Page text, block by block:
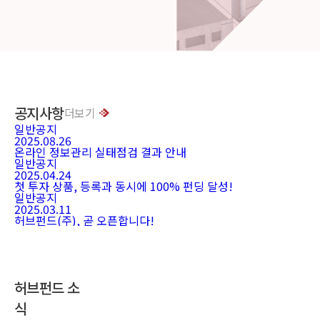
공지사항더보기
일반공지
2025.08.26
온라인 정보관리 실태점검 결과 안내
일반공지
2025.04.24
첫 투자 상품, 등록과 동시에 100% 펀딩 달성!
일반공지
2025.03.11
허브펀드(주), 곧 오픈합니다!
허브펀드 소
식